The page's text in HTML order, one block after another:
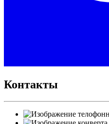
Контакты